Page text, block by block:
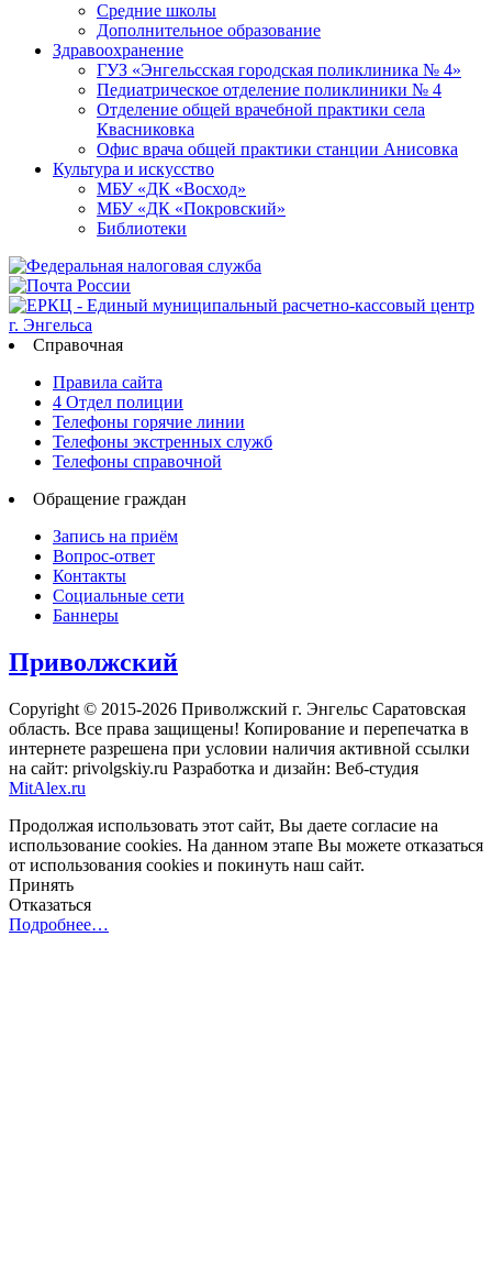
Средние школы
Дополнительное образование
Здравоохранение
ГУЗ «Энгельсская городская поликлиника № 4»
Педиатрическое отделение поликлиники № 4
Отделение общей врачебной практики села
Квасниковка
Офис врача общей практики станции Анисовка
Культура и искусство
МБУ «ДК «Восход»
МБУ «ДК «Покровский»
Библиотеки
Справочная
Правила сайта
4 Отдел полиции
Телефоны горячие линии
Телефоны экстренных служб
Телефоны справочной
Обращение граждан
Запись на приём
Вопрос-ответ
Контакты
Социальные сети
Баннеры
Приволжский
Copyright © 2015-2026 Приволжский г. Энгельс Саратовская
область. Все права защищены! Копирование и перепечатка в
интернете разрешена при условии наличия активной ссылки
на сайт: privolgskiy.ru Разработка и дизайн: Веб-студия
MitAlex.ru
Продолжая использовать этот сайт, Вы даете согласие на
использование cookies. На данном этапе Вы можете отказаться
от использования cookies и покинуть наш сайт.
Принять
Отказаться
Подробнее…